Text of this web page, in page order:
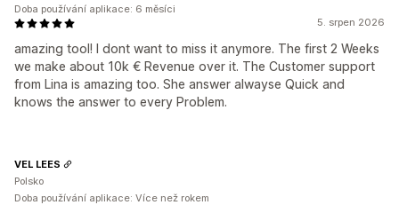
5. srpen 2026
amazing tool! I dont want to miss it anymore. The first 2 Weeks
we make about 10k € Revenue over it. The Customer support
from Lina is amazing too. She answer alwayse Quick and
knows the answer to every Problem.
Doba používání aplikace: 6 měsíci
VEL LEES
Polsko
Doba používání aplikace: Více než rokem